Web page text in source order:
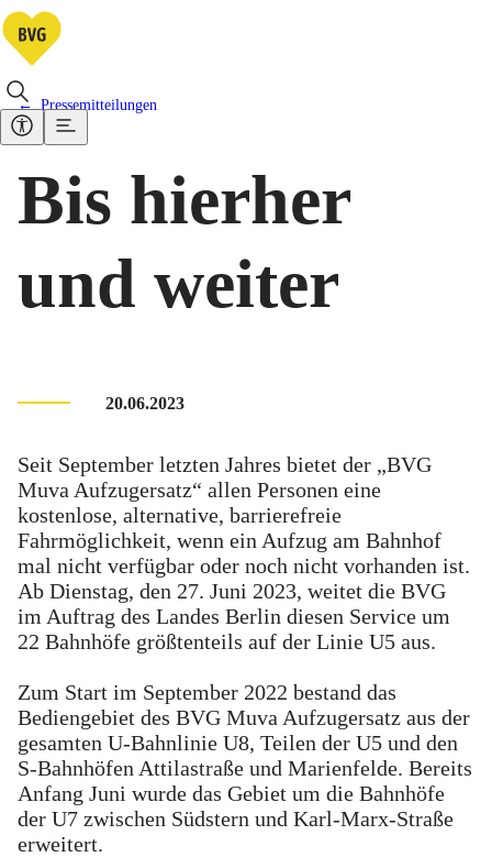
Pressemitteilungen
Bis hierher
und weiter
20.06.2023
Seit September letzten Jahres bietet der „BVG
Muva Aufzugersatz“ allen Personen eine
kostenlose, alternative, barrierefreie
Fahrmöglichkeit, wenn ein Aufzug am Bahnhof
mal nicht verfügbar oder noch nicht vorhanden ist.
Ab Dienstag, den 27. Juni 2023, weitet die BVG
im Auftrag des Landes Berlin diesen Service um
22 Bahnhöfe größtenteils auf der Linie U5 aus.
Zum Start im September 2022 bestand das
Bediengebiet des BVG Muva Aufzugersatz aus der
gesamten U-Bahnlinie U8, Teilen der U5 und den
S-Bahnhöfen Attilastraße und Marienfelde. Bereits
Anfang Juni wurde das Gebiet um die Bahnhöfe
der U7 zwischen Südstern und Karl-Marx-Straße
erweitert.